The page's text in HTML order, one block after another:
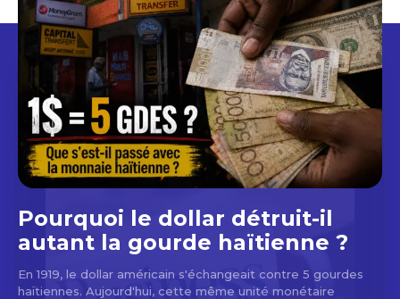
Pourquoi le dollar détruit-il
autant la gourde haïtienne ?
En 1919, le dollar américain s'échangeait contre 5 gourdes
haïtiennes. Aujourd'hui, cette même unité monétaire